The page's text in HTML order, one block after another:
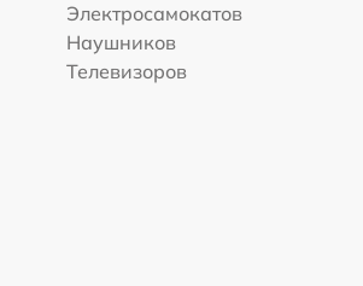
Электросамокатов
Наушников
Телевизоров